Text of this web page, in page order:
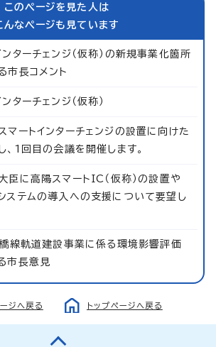
このページを見た人は
んなページも見ています
ターチェンジ（仮称）の新規事業化箇所
市長コメント
ターチェンジ（仮称）
マートインターチェンジの設置に向けた
、1回目の会議を開催します。
臣に高陽スマートIC（仮称）の設置や
ステムの導入への支援について要望し
橋線軌道建設事業に係る環境影響評価
市長意見
ジへ戻る トップページへ戻る